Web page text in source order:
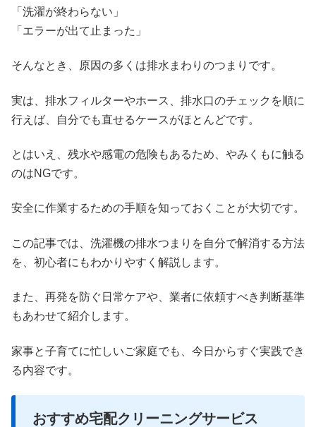
「洗濯が終わらない」
「エラーが出て止まった」
そんなとき、原因の多くは排水まわりのつまりです。
実は、排水フィルターやホース、排水口のチェックを順に
行えば、自分でも直せるケースがほとんどです。
とはいえ、残水や感電の危険もあるため、やみくもに触る
のはNGです。
安全に作業するための手順を知っておくことが大切です。
この記事では、洗濯機の排水つまりを自分で解消する方法
を、初心者にもわかりやすく解説します。
また、再発を防ぐ日常ケアや、業者に依頼すべき判断基準
もあわせて紹介します。
家事と子育てに忙しいご家庭でも、今日からすぐ実践でき
る内容です。
おすすめ宅配クリーニングサービス